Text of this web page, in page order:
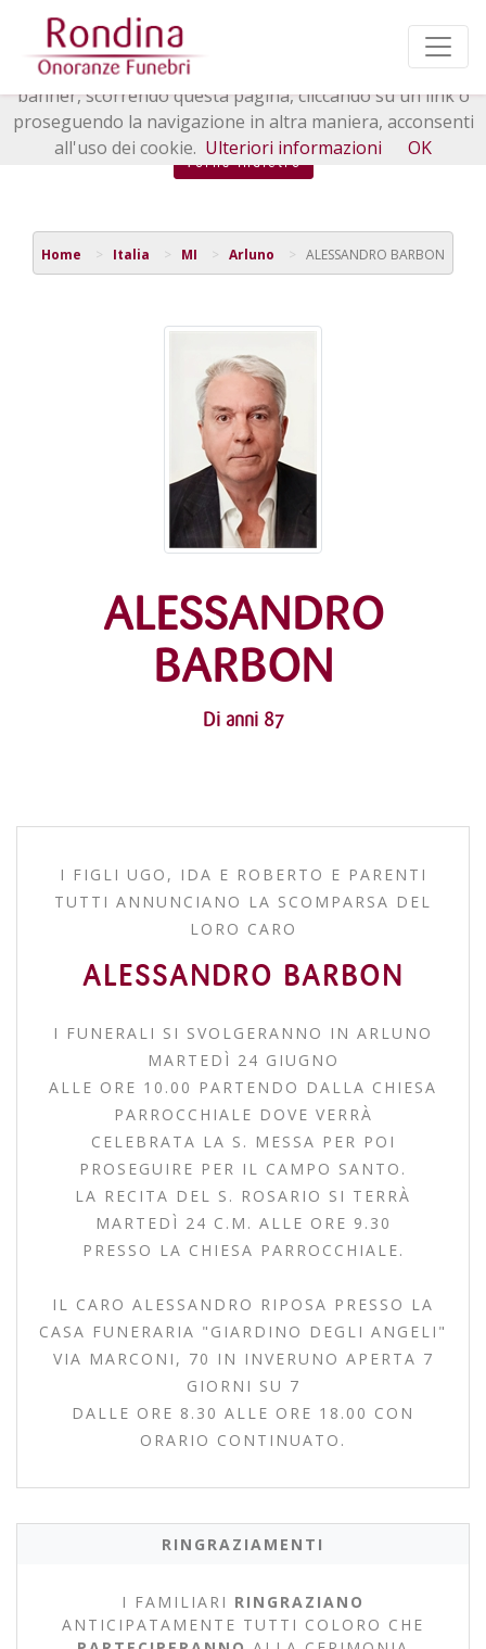
Torna indietro
Home Italia MI Arluno ALESSANDRO BARBON
ALESSANDRO
BARBON
Di anni 87
I FIGLI UGO, IDA E ROBERTO E PARENTI
TUTTI ANNUNCIANO LA SCOMPARSA DEL
LORO CARO
ALESSANDRO BARBON
I FUNERALI SI SVOLGERANNO IN ARLUNO
MARTEDÌ 24 GIUGNO
ALLE ORE 10.00 PARTENDO DALLA CHIESA
PARROCCHIALE DOVE VERRÀ
CELEBRATA LA S. MESSA PER POI
PROSEGUIRE PER IL CAMPO SANTO.
LA RECITA DEL S. ROSARIO SI TERRÀ
MARTEDÌ 24 C.M. ALLE ORE 9.30
PRESSO LA CHIESA PARROCCHIALE.
IL CARO ALESSANDRO RIPOSA PRESSO LA
CASA FUNERARIA "GIARDINO DEGLI ANGELI"
VIA MARCONI, 70 IN INVERUNO APERTA 7
GIORNI SU 7
DALLE ORE 8.30 ALLE ORE 18.00 CON
ORARIO CONTINUATO.
RINGRAZIAMENTI
I FAMILIARI RINGRAZIANO
ANTICIPATAMENTE TUTTI COLORO CHE
Questo sito o gli strumenti terzi da questo utilizzati si
avvalgono di cookie necessari al funzionamento ed utili
alle finalità illustrate nella cookie policy. Chiudendo questo
banner, scorrendo questa pagina, cliccando su un link o
proseguendo la navigazione in altra maniera, acconsenti
all'uso dei cookie. Ulteriori informazioni OK